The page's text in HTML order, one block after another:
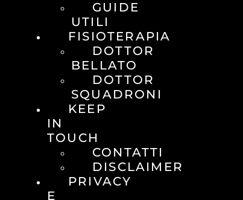
GUIDE
UTILI
FISIOTERAPIA
DOTTOR
BELLATO
DOTTOR
SQUADRONI
KEEP
IN
TOUCH
CONTATTI
DISCLAIMER
PRIVACY
E